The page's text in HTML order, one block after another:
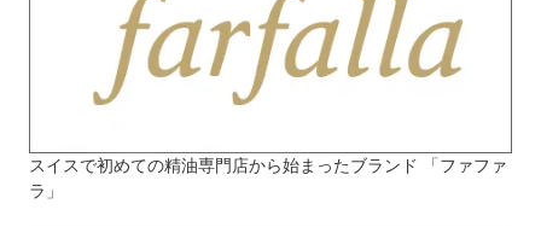
スイスで初めての精油専門店から始まったブランド 「ファファ
ラ」